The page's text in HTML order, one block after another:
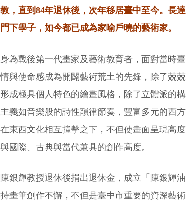
教，直到84年退休後，次年移居臺中至今。長
門下學子，如今都已成為家喻戶曉的藝術家。
身為戰後第一代畫家及藝術教育者，面對當時
情與使命感成為開闢藝術荒土的先鋒，除了兢
形成極具個人特色的繪畫風格，除了立體派的
主義如音樂般的詩性韻律節奏，豐富多元的西
在東西文化相互撞擊之下，不但使畫面呈現高
與國際、古典與當代兼具的創作高度。
陳銀輝教授退休後捐出退休金，成立「陳銀輝
持畫筆創作不懈，不但是臺中市重要的資深藝